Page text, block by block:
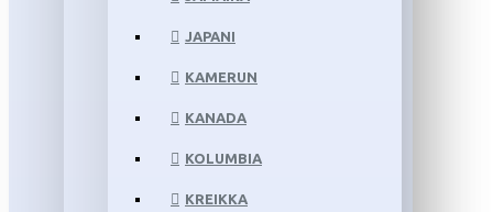
JAPANI
KAMERUN
KANADA
KOLUMBIA
KREIKKA